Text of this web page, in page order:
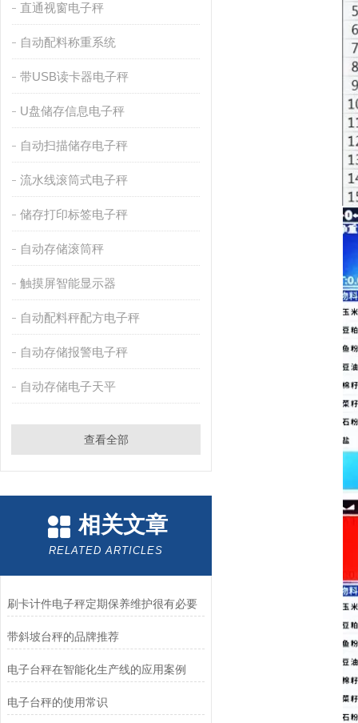
直通视窗电子秤
自动配料称重系统
带USB读卡器电子秤
U盘储存信息电子秤
自动扫描储存电子秤
流水线滚筒式电子秤
储存打印标签电子秤
自动存储滚筒秤
触摸屏智能显示器
自动配料秤配方电子秤
自动存储报警电子秤
自动存储电子天平
查看全部
相关文章
RELATED ARTICLES
刷卡计件电子秤定期保养维护很有必要
带斜坡台秤的品牌推荐
电子台秤在智能化生产线的应用案例
电子台秤的使用常识